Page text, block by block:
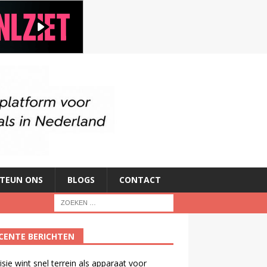
ONS BLOGS CONTACT
BERICHTEN
wint snel terrein als apparaat voor